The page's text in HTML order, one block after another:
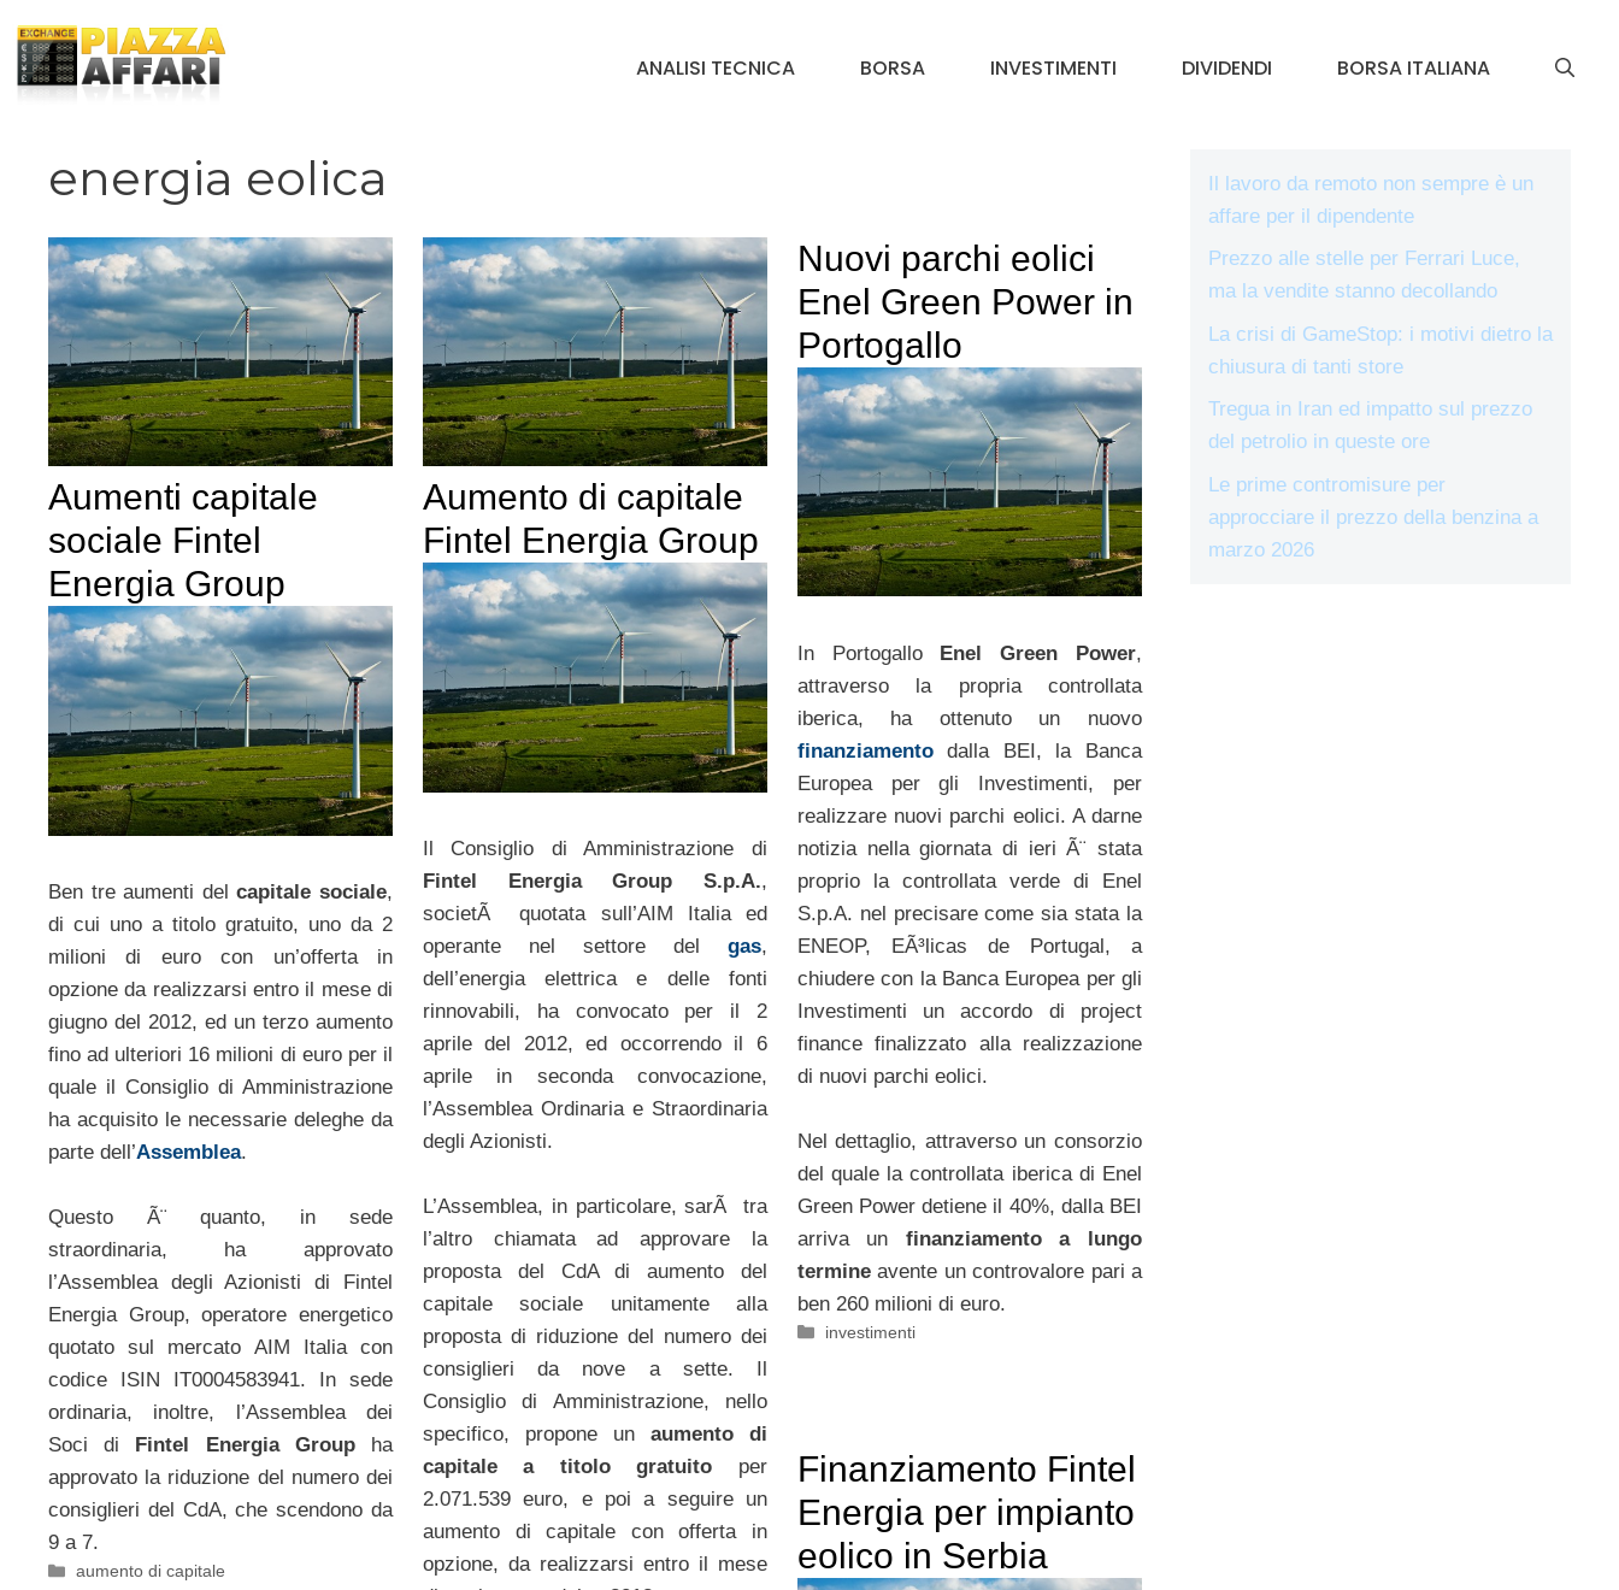
contenuto
ANALISI TECNICA BORSA INVESTIMENTI DIVIDENDI BORSA ITALIANA
energia eolica
Aumenti capitale
sociale Fintel
Energia Group
Ben tre aumenti delcapitale sociale,
di cui uno a titolo gratuito, uno da 2
milioni di euro con un’offerta in
opzione da realizzarsi entro il mese di
giugno del 2012, ed un terzo aumento
fino ad ulteriori 16 milioni di euro per il
quale il Consiglio di Amministrazione
ha acquisito le necessarie deleghe da
parte dell’Assemblea.
Questo Ã¨ quanto, in sede
straordinaria, ha approvato
l’Assemblea degli Azionisti di Fintel
Energia Group, operatore energetico
quotato sul mercato AIM Italia con
codice ISIN IT0004583941. In sede
ordinaria, inoltre, l’Assemblea dei
Soci di
Fintel Energia Groupha
approvato la riduzione del numero dei
consiglieri del CdA, che scendono da
9 a 7.
Categorie
aumento di capitale
Aumento di capitale
Fintel Energia Group
Il Consiglio di Amministrazione di
Fintel Energia Group S.p.A.,
societÃ quotata sull’AIM Italia ed
operante nel settore del gas,
dell’energia elettrica e delle fonti
rinnovabili, ha convocato per il 2
aprile del 2012, ed occorrendo il 6
aprile in seconda convocazione,
l’Assemblea Ordinaria e Straordinaria
degli Azionisti.
L’Assemblea, in particolare, sarÃ tra
l’altro chiamata ad approvare la
proposta del CdA di aumento del
capitale sociale unitamente alla
proposta di riduzione del numero dei
consiglieri da nove a sette. Il
Consiglio di Amministrazione, nello
specifico, propone un aumento di
capitale a titolo gratuito per
2.071.539 euro, e poi a seguire un
aumento di capitale con offerta in
opzione, da realizzarsi entro il mese
Nuovi parchi eolici
Enel Green Power in
Portogallo
In Portogallo Enel Green Power,
attraverso la propria controllata
iberica, ha ottenuto un nuovo
finanziamentodalla BEI, la Banca
Europea per gli Investimenti, per
realizzare nuovi parchi eolici. A darne
notizia nella giornata di ieri Ã¨ stata
proprio la controllata verde di Enel
S.p.A. nel precisare come sia stata la
ENEOP, EÃ³licas de Portugal, a
chiudere con la Banca Europea per gli
Investimenti un accordo di project
finance finalizzato alla realizzazione
di nuovi parchi eolici.
Nel dettaglio, attraverso un consorzio
del quale la controllata iberica di Enel
Green Power detiene il 40%, dalla BEI
arriva un finanziamento a lungo
termineavente un controvalore pari a
ben 260 milioni di euro.
Categorie
investimenti
Finanziamento Fintel
Energia per impianto
eolico in Serbia
Il lavoro da remoto non sempre è un
affare per il dipendente
Prezzo alle stelle per Ferrari Luce,
ma la vendite stanno decollando
La crisi di GameStop: i motivi dietro la
chiusura di tanti store
Tregua in Iran ed impatto sul prezzo
del petrolio in queste ore
Le prime contromisure per
approcciare il prezzo della benzina a
marzo 2026